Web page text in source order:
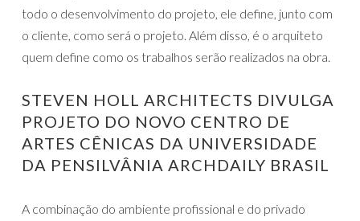
todo o desenvolvimento do projeto, ele define, junto com
o cliente, como será o projeto. Além disso, é o arquiteto
quem define como os trabalhos serão realizados na obra.
STEVEN HOLL ARCHITECTS DIVULGA
PROJETO DO NOVO CENTRO DE
ARTES CÊNICAS DA UNIVERSIDADE
DA PENSILVÂNIA ARCHDAILY BRASIL
A combinação do ambiente profissional e do privado